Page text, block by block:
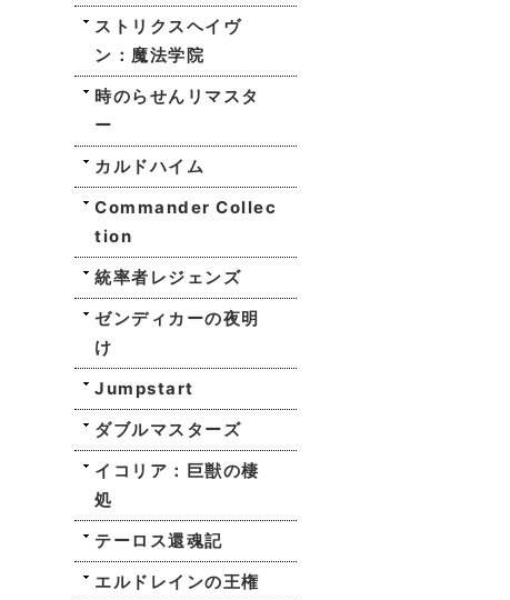
ストリクスヘイヴ
ン：魔法学院
時のらせんリマスタ
ー
カルドハイム
Commander Collec
tion
統率者レジェンズ
ゼンディカーの夜明
け
Jumpstart
ダブルマスターズ
イコリア：巨獣の棲
処
テーロス還魂記
エルドレインの王権